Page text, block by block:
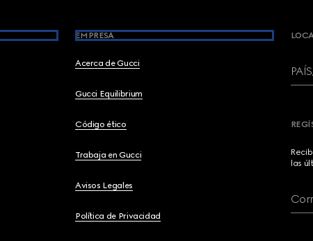
EMPRESA
Acerca de Gucci
Gucci Equilibrium
Código ético
Trabaja en Gucci
Avisos Legales
Política de Privacidad
las